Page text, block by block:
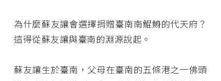
為什麼蘇友讓會選擇捐贈臺南南鯤鯓的代天府？
這得從蘇友讓與臺南的淵源說起。
蘇友讓生於臺南，父母在臺南的五條港之一佛頭